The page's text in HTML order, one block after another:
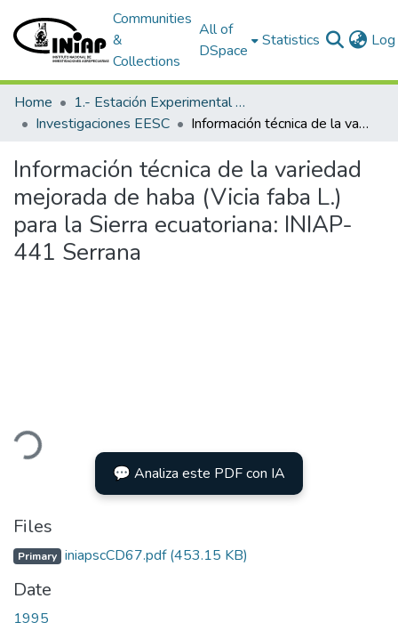
Communities
&
Collections
All of
DSpace
Statistics
Home
1.- Estación Experimental Santa Catalina
Investigaciones EESC
Información técnica de la variedad mejorada de haba (Vicia faba L.) para la Sierra ecuatoriana: INIAP-441 Serrana
Información técnica de la variedad
mejorada de haba (Vicia faba L.)
para la Sierra ecuatoriana: INIAP-
441 Serrana
💬 Analiza este PDF con IA
Files
Primary iniapscCD67.pdf(453.15 KB)
Date
1995